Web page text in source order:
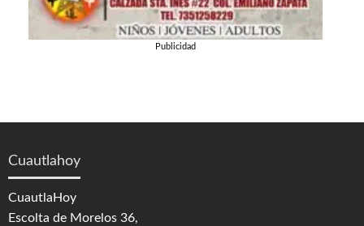
Publicidad
Cuautlahoy
CuautlaHoy
Escolta de Morelos 36,